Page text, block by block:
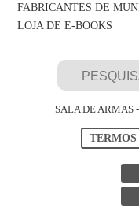
FABRICANTES DE
LOJA DE E-BOOKS
SALA DE ARMAS